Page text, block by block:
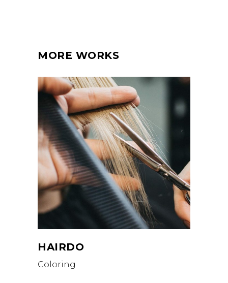
MORE WORKS
HAIRDO
Coloring